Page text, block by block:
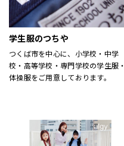
学生服のつちや
つくば市を中心に、小学校・中学
校・高等学校・専門学校の学生服・
体操服をご用意しております。